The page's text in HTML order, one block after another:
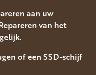
aan uw
van het
of een SSD-schijf